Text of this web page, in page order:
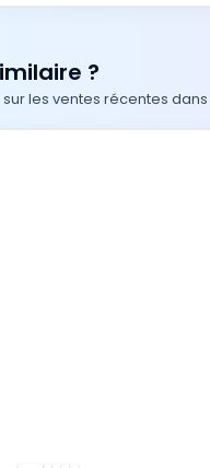
?
les ventes récentes